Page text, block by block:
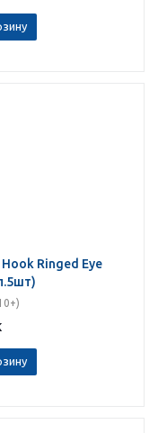
Ringed Eye